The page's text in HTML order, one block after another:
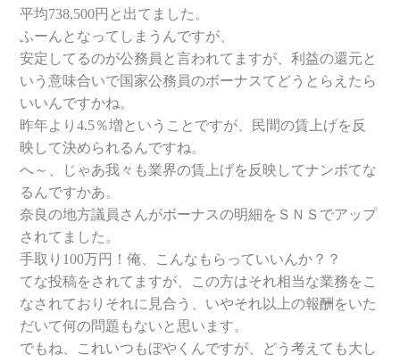
平均738,500円と出てました。
ふーんとなってしまうんですが、
安定してるのが公務員と言われてますが、利益の還元と
いう意味合いで国家公務員のボーナスてどうとらえたら
いいんですかね。
昨年より4.5％増ということですが、民間の賃上げを反
映して決められるんですね。
へ～、じゃあ我々も業界の賃上げを反映してナンボてな
るんですかあ。
奈良の地方議員さんがボーナスの明細をＳＮＳでアップ
されてました。
手取り100万円！俺、こんなもらっていいんか？？
てな投稿をされてますが、この方はそれ相当な業務をこ
なされておりそれに見合う、いやそれ以上の報酬をいた
だいて何の問題もないと思います。
でもね、これいつもぼやくんですが、どう考えても大し